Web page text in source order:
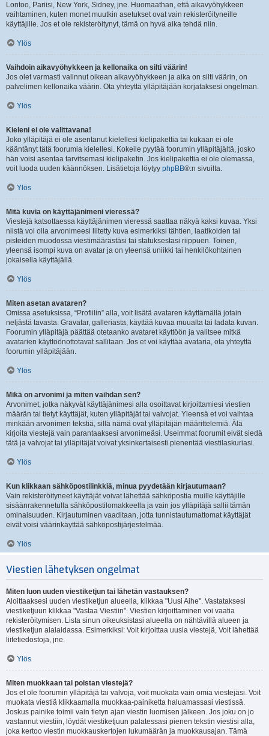
Lontoo, Pariisi, New York, Sidney, jne. Huomaathan, että aikavyöhykkeen
vaihtaminen, kuten monet muutkin asetukset ovat vain rekisteröityneille
käyttäjille. Jos et ole rekisteröitynyt, tämä on hyvä aika tehdä niin.
Ylös
Vaihdoin aikavyöhykkeen ja kellonaika on silti väärin!
Jos olet varmasti valinnut oikean aikavyöhykkeen ja aika on silti väärin, on
palvelimen kellonaika väärin. Ota yhteyttä ylläpitäjään korjataksesi ongelman.
Ylös
Kieleni ei ole valittavana!
Joko ylläpitäjä ei ole asentanut kielellesi kielipakettia tai kukaan ei ole
kääntänyt tätä foorumia kielellesi. Kokeile pyytää foorumin ylläpitäjältä, josko
hän voisi asentaa tarvitsemasi kielipaketin. Jos kielipakettia ei ole olemassa,
voit luoda uuden käännöksen. Lisätietoja löytyy phpBB®:n sivuilta.
Ylös
Mitä kuvia on käyttäjänimeni vieressä?
Viestejä katsottaessa käyttäjänimen vieressä saattaa näkyä kaksi kuvaa. Yksi
niistä voi olla arvonimeesi liitetty kuva esimerkiksi tähtien, laatikoiden tai
pisteiden muodossa viestimäärästäsi tai statuksestasi riippuen. Toinen,
yleensä isompi kuva on avatar ja on yleensä uniikki tai henkilökohtainen
jokaisella käyttäjällä.
Ylös
Miten asetan avataren?
Omissa asetuksissa, “Profiilin” alla, voit lisätä avataren käyttämällä jotain
neljästä tavasta: Gravatar, galleriasta, käyttää kuvaa muualta tai ladata kuvan.
Foorumin ylläpitäjä päättää otetaanko avataret käyttöön ja valitsee mitkä
avatarien käyttöönottotavat sallitaan. Jos et voi käyttää avataria, ota yhteyttä
foorumin ylläpitäjään.
Ylös
Mikä on arvonimi ja miten vaihdan sen?
Arvonimet, jotka näkyvät käyttäjänimesi alla osoittavat kirjoittamiesi viestien
määrän tai tietyt käyttäjät, kuten ylläpitäjät tai valvojat. Yleensä et voi vaihtaa
minkään arvonimen tekstiä, sillä nämä ovat ylläpitäjän määrittelemiä. Älä
kirjoita viestejä vain parantaaksesi arvonimeäsi. Useimmat foorumit eivät siedä
tätä ja valvojat tai ylläpitäjät voivat yksinkertaisesti pienentää viestilaskuriasi.
Ylös
Kun klikkaan sähköpostilinkkiä, minua pyydetään kirjautumaan?
Vain rekisteröityneet käyttäjät voivat lähettää sähköpostia muille käyttäjille
sisäänrakennetulla sähköpostilomakkeella ja vain jos ylläpitäjä sallii tämän
ominaisuuden. Kirjautuminen vaaditaan, jotta tunnistautumattomat käyttäjät
eivät voisi väärinkäyttää sähköpostijärjestelmää.
Ylös
Viestien lähetyksen ongelmat
Miten luon uuden viestiketjun tai lähetän vastauksen?
Aloittaaksesi uuden viestiketjun alueella, klikkaa "Uusi Aihe". Vastataksesi
viestiketjuun klikkaa "Vastaa Viestiin". Viestien kirjoittaminen voi vaatia
rekisteröitymisen. Lista sinun oikeuksistasi alueella on nähtävillä alueen ja
viestiketjun alalaidassa. Esimerkiksi: Voit kirjoittaa uusia viestejä, Voit lähettää
liitetiedostoja, jne.
Ylös
Miten muokkaan tai poistan viestejä?
Jos et ole foorumin ylläpitäjä tai valvoja, voit muokata vain omia viestejäsi. Voit
muokata viestiä klikkaamalla muokkaa-painiketta haluamassasi viestissä.
Joskus painike toimii vain tietyn ajan viestin luomisen jälkeen. Jos joku on jo
vastannut viestiin, löydät viestiketjuun palatessasi pienen tekstin viestisi alla,
joka kertoo viestin muokkauskertojen lukumäärän ja muokkausajan. Tämä